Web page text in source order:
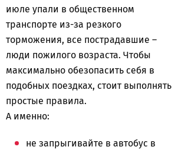
июле упали в общественном
транспорте из-за резкого
торможения, все пострадавшие –
люди пожилого возраста. Чтобы
максимально обезопасить себя в
подобных поездках, стоит выполнять
простые правила.
А именно:
не запрыгивайте в автобус в